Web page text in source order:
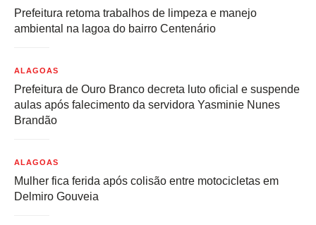
Prefeitura retoma trabalhos de limpeza e manejo
ambiental na lagoa do bairro Centenário
ALAGOAS
Prefeitura de Ouro Branco decreta luto oficial e suspende
aulas após falecimento da servidora Yasminie Nunes
Brandão
ALAGOAS
Mulher fica ferida após colisão entre motocicletas em
Delmiro Gouveia